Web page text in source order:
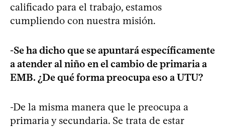
calificado para el trabajo, estamos
cumpliendo con nuestra misión.
-Se ha dicho que se apuntará específicamente
a atender al niño en el cambio de primaria a
EMB. ¿De qué forma preocupa eso a UTU?
-De la misma manera que le preocupa a
primaria y secundaria. Se trata de estar